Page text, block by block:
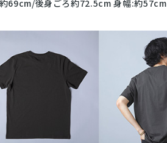
69cm/後身ごろ約72.5cm 身幅:約57cm